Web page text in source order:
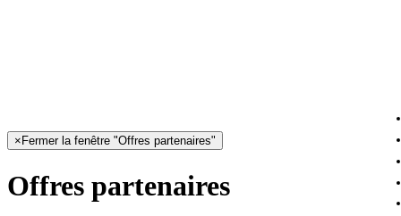
× Fermer la fenêtre "Offres partenaires"
Offres partenaires